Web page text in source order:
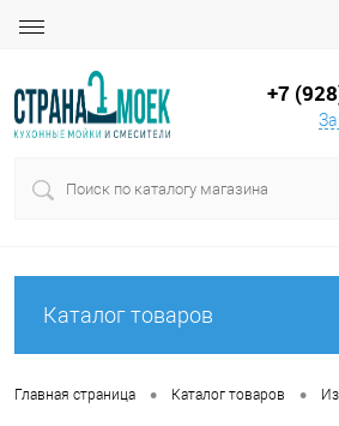
+7
Каталог товаров
Главная страница • Каталог товаров •